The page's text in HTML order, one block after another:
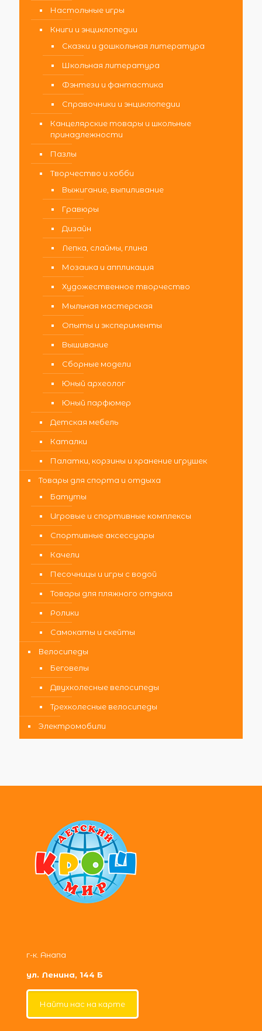
Настольные игры
Книги и энциклопедии
Сказки и дошкольная литература
Школьная литература
Фэнтези и фантастика
Справочники и энциклопедии
Канцелярские товары и школьные
принадлежности
Пазлы
Творчество и хобби
Выжигание, выпиливание
Гравюры
Дизайн
Лепка, слаймы, глина
Мозаика и аппликация
Художественное творчество
Мыльная мастерская
Опыты и эксперименты
Вышивание
Сборные модели
Юный археолог
Юный парфюмер
Детская мебель
Каталки
Палатки, корзины и хранение игрушек
Товары для спорта и отдыха
Батуты
Игровые и спортивные комплексы
Спортивные аксессуары
Качели
Песочницы и игры с водой
Товары для пляжного отдыха
Ролики
Самокаты и скейты
Велосипеды
Беговелы
Двухколесные велосипеды
Трехколесные велосипеды
Электромобили
г-к. Анапа
ул. Ленина, 144 Б
Найти нас на карте